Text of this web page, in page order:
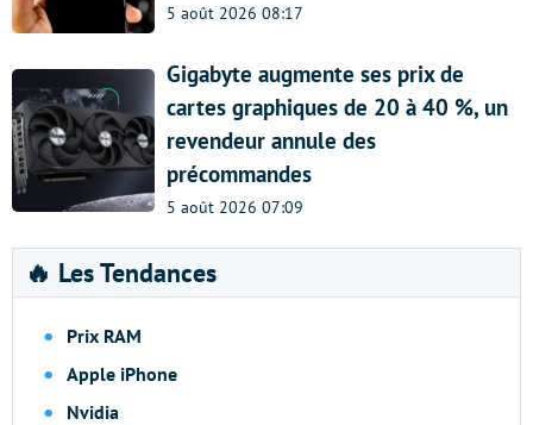
5 août 2026 08:17
Gigabyte augmente ses prix de
cartes graphiques de 20 à 40 %, un
revendeur annule des
précommandes
5 août 2026 07:09
🔥 Les Tendances
Prix RAM
Apple iPhone
Nvidia